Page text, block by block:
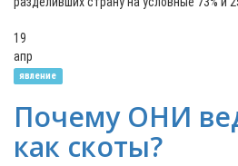
19
апр
явление
Почему ОНИ
как скоты?